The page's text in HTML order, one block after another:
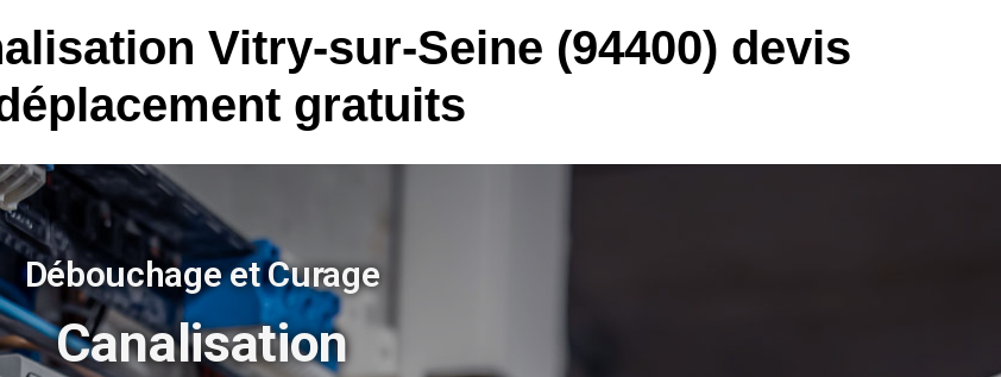
Vitry-sur-Seine (94400) devis
gratuits
Débouchage et Curage
Canalisation